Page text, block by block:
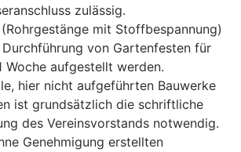
zulässig.
mit Stoffbespannung)
von Gartenfesten für
Woche aufgestellt werden.
hier nicht aufgeführten Bauwerke
ist grundsätzlich die schriftliche
des Vereinsvorstands notwendig.
Genehmigung erstellten